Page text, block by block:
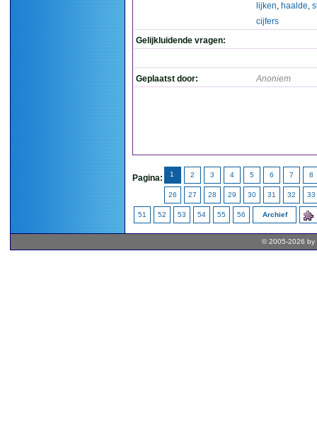
lijken, haalde,
cijfers
Gelijkluidende vragen:
Geplaatst door: Anoniem
Pagina: 1 2 3 4 5 6 7 8
26 27 28 29 30 31 32 33
51 52 53 54 55 56 Archief
© 2005-2026 by